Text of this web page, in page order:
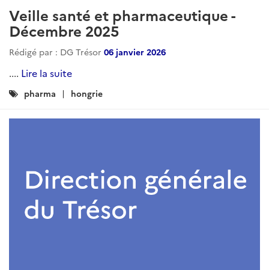
Veille santé et pharmaceutique -
Décembre 2025
Rédigé par : DG Trésor 06 janvier 2026
.... Lire la suite
Catégories
pharma hongrie